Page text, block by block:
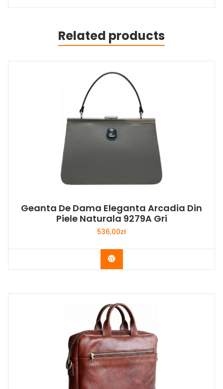
Related products
Geanta De Dama Eleganta Arcadia Din
Piele Naturala 9279A Gri
536,00zł
Buy Now